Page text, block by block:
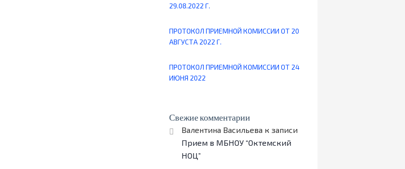
29.08.2022 Г.
ПРОТОКОЛ ПРИЕМНОЙ КОМИССИИ ОТ 20
АВГУСТА 2022 Г.
ПРОТОКОЛ ПРИЕМНОЙ КОМИССИИ ОТ 24
ИЮНЯ 2022
Свежие комментарии
Валентина Васильева к записи
Прием в МБНОУ “Октемский
НОЦ”